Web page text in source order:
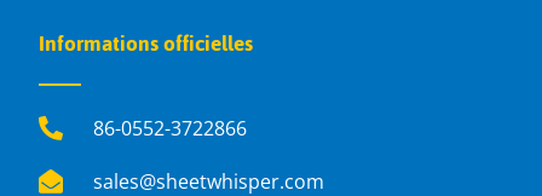
Informations officielles
86-0552-3722866
sales@sheetwhisper.com